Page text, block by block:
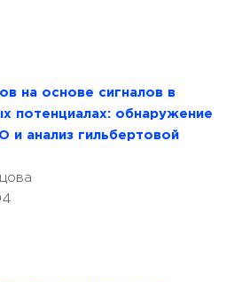
на основе сигналов в
потенциалах: обнаружение
и анализ гильбертовой